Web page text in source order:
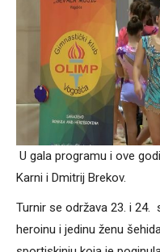
U gala programu i ove
Karni i Dmitrij Brekov.
Turnir se održava 23. i
heroinu i jedinu ženu